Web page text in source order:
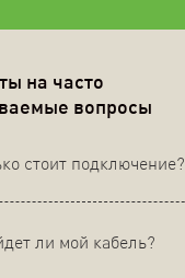
на часто
вопросы
стоит подключение?
ли мой кабель?